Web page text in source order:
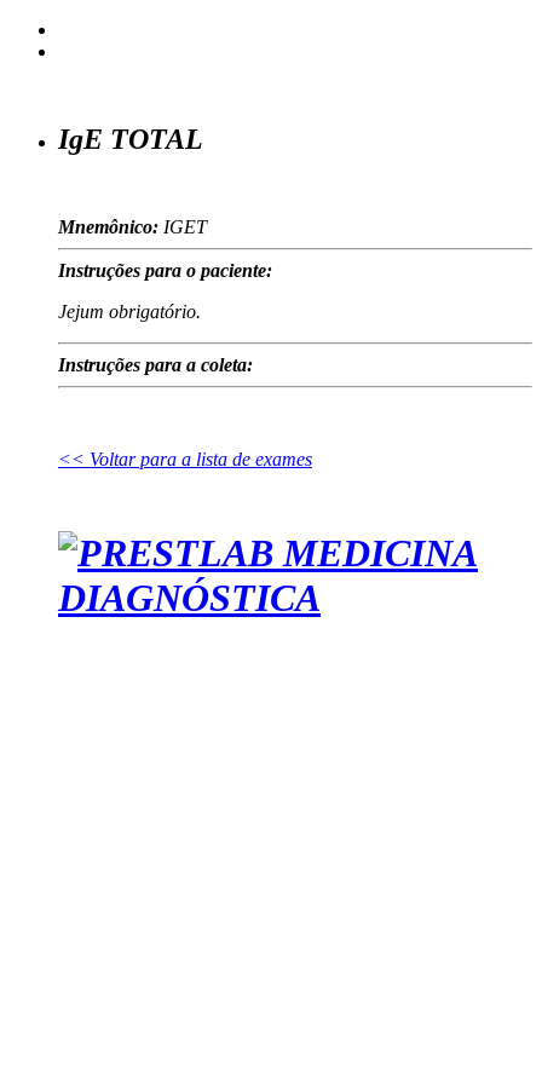
IgE TOTAL
Mnemônico: IGET
Instruções para o paciente:
Jejum obrigatório.
Instruções para a coleta:
<< Voltar para a lista de exames